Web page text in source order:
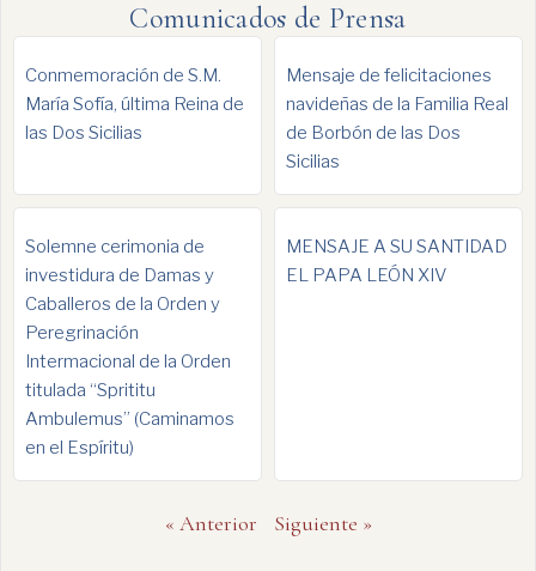
Comunicados de Prensa
Conmemoración de S.M.
María Sofía, última Reina de
las Dos Sicilias
Mensaje de felicitaciones
navideñas de la Familia Real
de Borbón de las Dos
Sicilias
Solemne cerimonia de
investidura de Damas y
Caballeros de la Orden y
Peregrinación
Intermacional de la Orden
titulada “Sprititu
Ambulemus” (Caminamos
en el Espíritu)
MENSAJE A SU SANTIDAD
EL PAPA LEÓN XIV
« Anterior Siguiente »